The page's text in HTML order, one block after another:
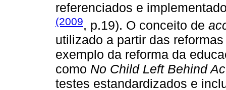
referenciados e
(2009, p.19). O conceito de
utilizado a partir das
exemplo da reforma da
como No Child Left Behind
testes estandardizados e